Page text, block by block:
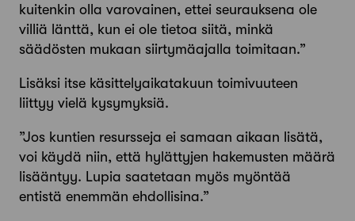
kuitenkin olla varovainen, ettei seurauksena ole
villiä länttä, kun ei ole tietoa siitä, minkä
säädösten mukaan siirtymäajalla toimitaan.”
Lisäksi itse käsittelyaikatakuun toimivuuteen
liittyy vielä kysymyksiä.
”Jos kuntien resursseja ei samaan aikaan lisätä,
voi käydä niin, että hylättyjen hakemusten määrä
lisääntyy. Lupia saatetaan myös myöntää
entistä enemmän ehdollisina.”